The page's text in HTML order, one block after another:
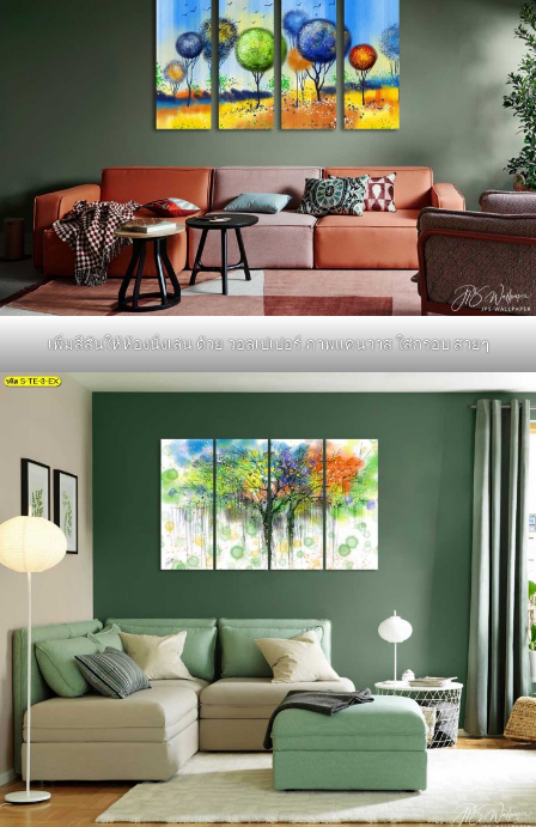
เพิ่มสีสันให้ห้องนั่งเล่น ด้วย วอลเปเปอร์ ภาพแคนวาส ใส่กรอบ สวยๆ